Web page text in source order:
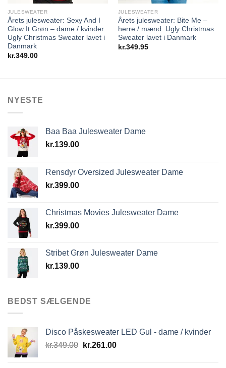
JULESWEATER
Årets julesweater: Sexy And I
Glow It Grøn – dame / kvinder.
Ugly Christmas Sweater lavet i
Danmark
kr.349.00
JULESWEATER
Årets julesweater: Bite Me –
herre / mænd. Ugly Christmas
Sweater lavet i Danmark
kr.349.95
NYESTE
Baa Baa Julesweater Dame
kr.139.00
Rensdyr Oversized Julesweater Dame
kr.399.00
Christmas Movies Julesweater Dame
kr.399.00
Stribet Grøn Julesweater Dame
kr.139.00
BEDST SÆLGENDE
Disco Påskesweater LED Gul - dame / kvinder
kr.349.00 Den
kr.261.00Den